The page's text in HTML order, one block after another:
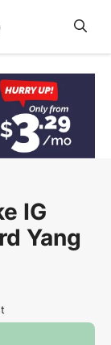
IG
Yang